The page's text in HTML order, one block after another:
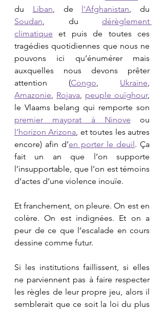
du Liban, de l'Afghanistan
Soudan, du dérèglement
climatique et puis de toutes ces
tragédies quotidiennes que nous ne
pouvons ici qu’énumérer mais
auxquelles nous devons prêter
attention (Congo, Ukraine
Amazonie, Rojava, peuple ouïghour,
premier mayorat à Ninove
l’horizon Arizona, et toutes les autres
encore) afin d’en porter le deuil. Ça
fait un an que l’on supporte
l’insupportable, que l’on est témoins
d’actes d’une violence inouïe.
Et franchement, on pleure. On est en
colère. On est indignées. Et on a
peur de ce que l’escalade en cours
dessine comme futur.
Si les institutions faillissent, si elles
ne parviennent pas à faire respecter
les règles de leur propre jeu, alors il
semblerait que ce soit la loi du plus